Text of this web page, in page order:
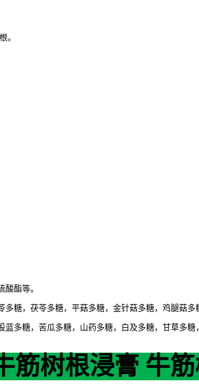
。
酯等。
糖，茯苓多糖，平菇多糖，金针菇多糖，鸡腿菇多
多糖，苦瓜多糖，山药多糖，白及多糖，甘草多
筋树根浸膏 牛